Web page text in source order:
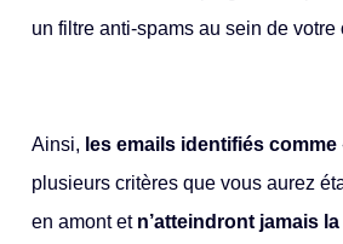
un filtre anti-spams au sein de votre
Ainsi, les emails identifiés
plusieurs critères que vous aurez
en amont et n’atteindront jamais